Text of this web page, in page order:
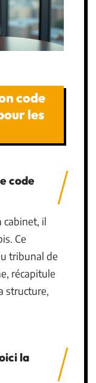
code
les
code
cabinet, il
Ce
tribunal de
récapitule
structure,
la